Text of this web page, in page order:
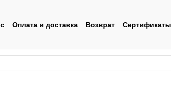
Оплата и доставка Возврат Сертификаты